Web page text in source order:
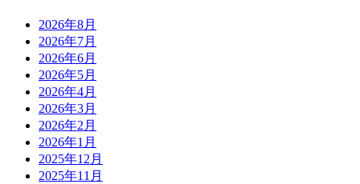
2026年8月
2026年7月
2026年6月
2026年5月
2026年4月
2026年3月
2026年2月
2026年1月
2025年12月
2025年11月